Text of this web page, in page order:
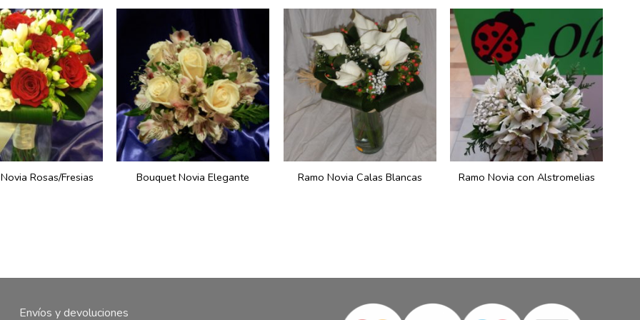
Rosas/Fresias Bouquet Novia Elegante Ramo Novia Calas Blancas Ramo Novia con Alstromelias
Envíos y devoluciones